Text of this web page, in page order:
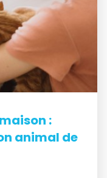
:
animal de